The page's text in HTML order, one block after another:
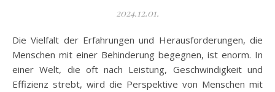
2024.12.01.
Die Vielfalt der Erfahrungen und Herausforderungen, die
Menschen mit einer Behinderung begegnen, ist enorm. In
einer Welt, die oft nach Leistung, Geschwindigkeit und
Effizienz strebt, wird die Perspektive von Menschen mit